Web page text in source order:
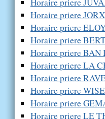
Horaire priere
Horaire priere
Horaire priere
Horaire priere
Horaire priere LA
Horaire priere
Horaire priere
Horaire priere
Horaire priere LE